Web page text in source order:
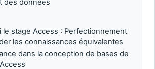
des données
le stage Access : Perfectionnement
les connaissances équivalentes
dans la conception de bases de